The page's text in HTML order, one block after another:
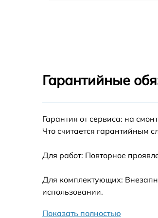
Замена динамика
Замена корпуса телефона
Гарантийные
Гарантия от сервиса: на
Что считается гарантийным
Для работ: Повторное
Для комплектующих:
использовании.
Показать полностью